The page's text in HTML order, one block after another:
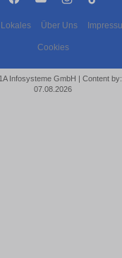
Lokales Über Uns
Cookies
Infosysteme GmbH | Content
07.08.2026